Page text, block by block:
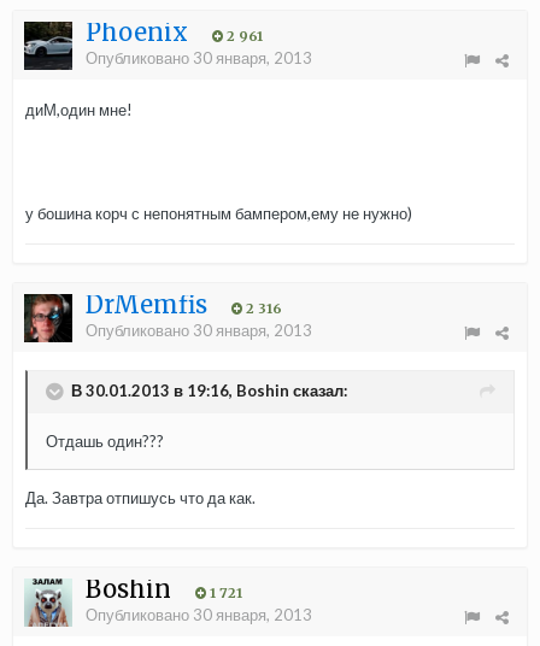
Phoenix 2 961
Опубликовано 30 января, 2013
диМ,один мне!
у бошина корч с непонятным бампером,ему не нужно)
DrMemfis 2 316
Опубликовано 30 января, 2013
В 30.01.2013 в 19:16, Boshin сказал:
Отдашь один???
Да. Завтра отпишусь что да как.
Boshin 1 721
Опубликовано 30 января, 2013